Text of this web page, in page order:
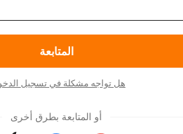
المتابعة
هل تواجه مشكلة في تسجيل
أو المتابعة بطرق أخرى